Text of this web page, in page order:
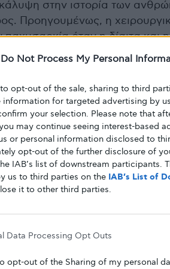
Do Not Process My Personal
opt-out of the sale, sharing to third
information for targeted advertising by
your selection. Please note that
may continue seeing interest-based
or personal information disclosed to
opt-out of the further disclosure of
IAB’s list of downstream participants.
us to third parties on the IAB’s List of
it to other third parties.
Data Processing Opt Outs
opt-out of the Sharing of my personal
στην ιστορία των
Προηγουμένως, η
παχυσαρκία όταν η δίαιτα και
Η παχυσαρκία επηρεάζει
που θεωρείται μια μεγάλη
σημαντική ανεκπλήρωτη
χρόνιες ασθένειες για
ενδοκρινολόγος Εμανουέλ
τα φάρμακα έχουν
μέσο όρο 15% έως 20%.